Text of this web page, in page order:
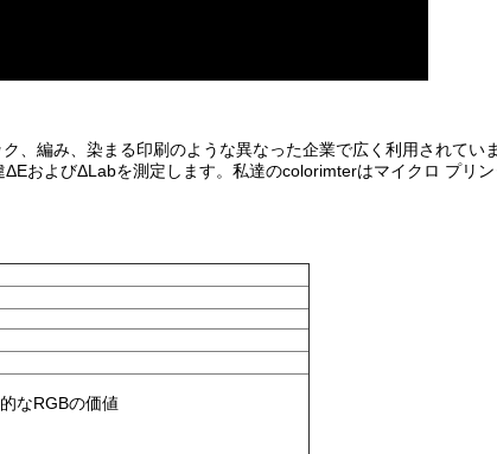
、編み、染まる印刷のような異なった企業で広く利用されてい
およびΔLabを測定します。私達のcolorimterはマイクロ プリ
なRGBの価値